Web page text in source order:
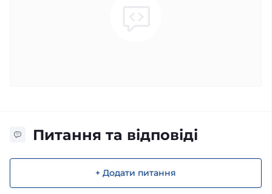
Питання та відповіді
+ Додати питання